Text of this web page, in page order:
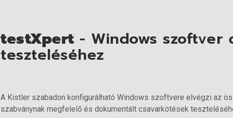
testXpert- Windows szoftver
teszteléséhez
A Kistler szabadon konfigurálható Windows szoftvere elvégzi az
szabványnak megfelelő és dokumentált csavarkötések